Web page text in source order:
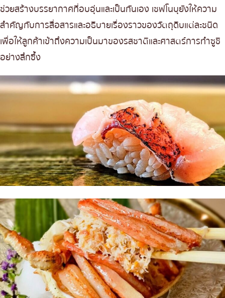
ช่วยสร้างบรรยากาศที่อบอุ่นและเป็นกันเอง เชฟโนบุยังให้ความ
สำคัญกับการสื่อสารและอธิบายเรื่องราวของวัตถุดิบแต่ละชนิด
เพื่อให้ลูกค้าเข้าถึงความเป็นมาของรสชาติและศาสตร์การทำซูชิ
อย่างลึกซึ้ง